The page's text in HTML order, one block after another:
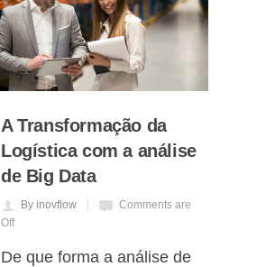
A Transformação da
Logística com a análise
de Big Data
By inovflow
Comments are
Off
De que forma a análise de